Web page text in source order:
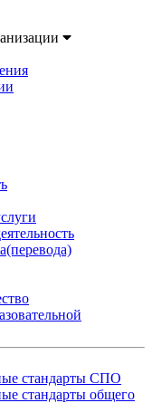
стандарты СПО
стандарты общего